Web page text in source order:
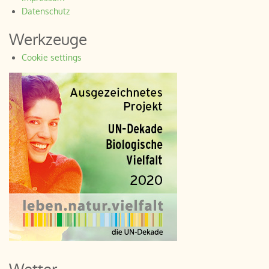
Datenschutz
Werkzeuge
Cookie settings